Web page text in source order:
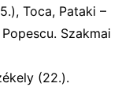
, Toca, Pataki –
Szakmai
(22.).